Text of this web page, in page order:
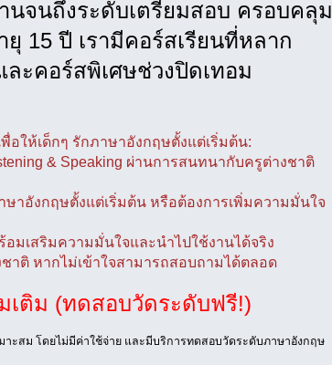
นจนถึงระดับเตรียมสอบ ครอบคลุม
15 ปี เรามีคอร์สเรียนที่หลาก
ะคอร์สพิเศษช่วงปิดเทอม
อให้เด็กๆ รักภาษาอังกฤษตั้งแต่เริ่มต้น:
& Speaking ผ่านการสนทนากับครูต่างชาติ
าอังกฤษตั้งแต่เริ่มต้น หรือต้องการเพิ่มความมั่นใจ
มเสริมความมั่นใจและนำไปใช้งานได้จริง
าติ หากไม่เข้าใจสามารถสอบถามได้ตลอด
เติม (ทดสอบวัดระดับฟรี!)
ะสม โดยไม่มีค่าใช้จ่าย และมีบริการทดสอบวัดระดับภาษาอังกฤษ